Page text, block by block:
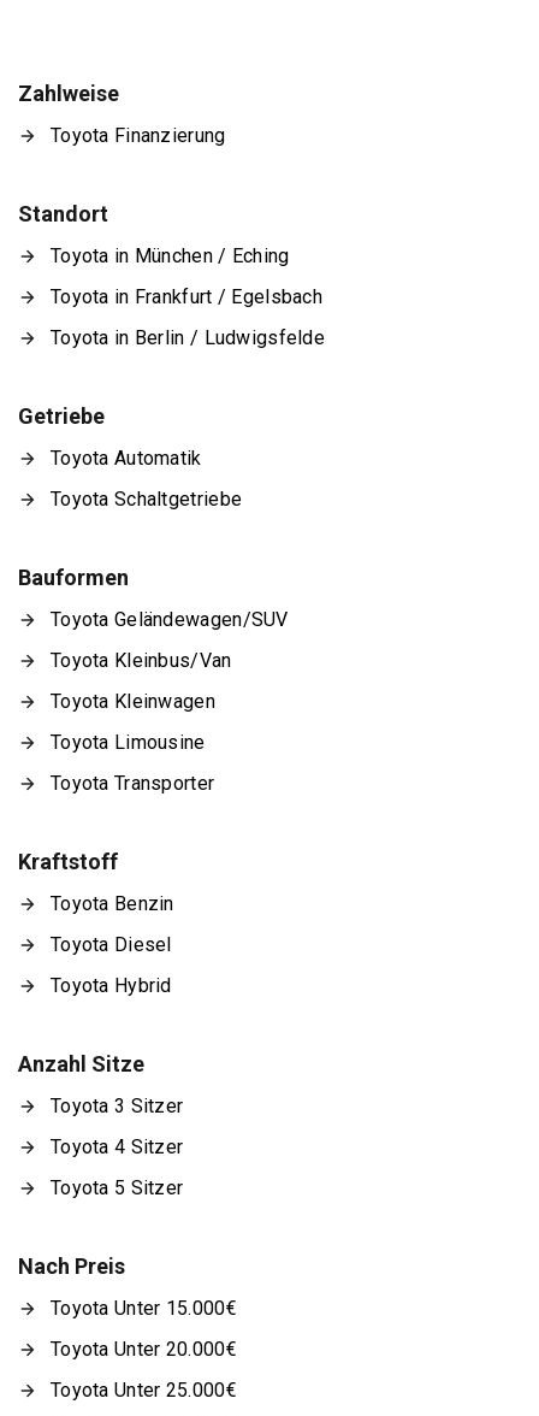
Zahlweise
Toyota Finanzierung
Standort
Toyota in München / Eching
Toyota in Frankfurt / Egelsbach
Toyota in Berlin / Ludwigsfelde
Getriebe
Toyota Automatik
Toyota Schaltgetriebe
Bauformen
Toyota Geländewagen/SUV
Toyota Kleinbus/Van
Toyota Kleinwagen
Toyota Limousine
Toyota Transporter
Kraftstoff
Toyota Benzin
Toyota Diesel
Toyota Hybrid
Anzahl Sitze
Toyota 3 Sitzer
Toyota 4 Sitzer
Toyota 5 Sitzer
Nach Preis
Toyota Unter 15.000€
Toyota Unter 20.000€
Toyota Unter 25.000€